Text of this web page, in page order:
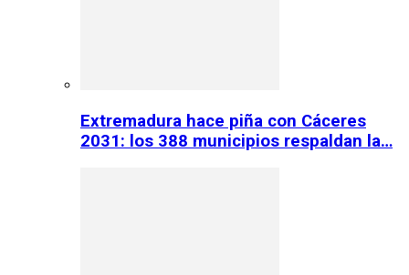
Extremadura hace piña con Cáceres
2031: los 388 municipios respaldan la…